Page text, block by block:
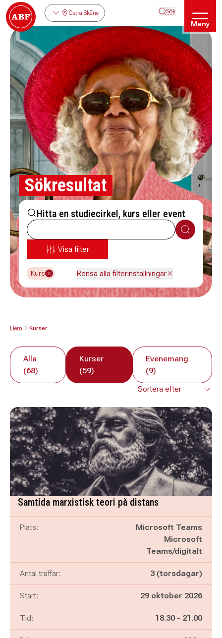
Östra Skåne Sök
Meny
Sökresultat
Hitta en studiecirkel, kurs eller event
Sök
Visa filter
Kurs Rensa alla filterinställningar
Hem Kurser
Alla
(68)
Kurser
(59)
Evenemang
(9)
Samtida marxistisk teori på distans
Plats:
Microsoft Teams
Microsoft
Teams/digitalt
Antal träffar: 3 (torsdagar)
Start: 29 oktober 2026
Tid: Pågår mellan
18.30 - och
21.00